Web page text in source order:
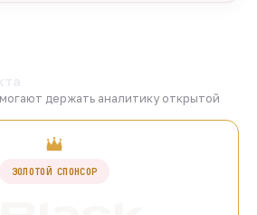
держать аналитику открытой
ЗОЛОТОЙ СПОНСОР